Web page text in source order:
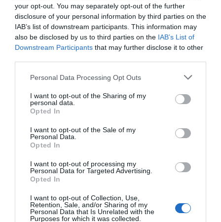
your opt-out. You may separately opt-out of the further
disclosure of your personal information by third parties on the
IAB’s list of downstream participants. This information may
also be disclosed by us to third parties on the IAB’s List of
Downstream Participants that may further disclose it to other
Please note that this website/app uses one or more Google
not limited to your visit or usage behaviour. You may click to
grant or deny consent to Google and its third-party tags to
use your data for below specified purposes in below Google
consent section.
Personal Data Processing Opt Outs
I want to opt-out of the Sharing of my
personal data.
Opted In
I want to opt-out of the Sale of my
Personal Data.
Opted In
I want to opt-out of processing my
Personal Data for Targeted Advertising.
Opted In
I want to opt-out of Collection, Use,
Retention, Sale, and/or Sharing of my
Personal Data that Is Unrelated with the
Purposes for which it was collected.
Σκύλος ή γάτα; Δείτε πόσα
χρήματα θα χρειαστείτε κάθε
χρόνο
09.08.2026 | 13:20
09.08.2026 | 13:00
Πανσέληνος Αυγούστου 2026: Η
εντυπωσιακά φαινόμενα στον
ουρανό
09.08.2026 | 12:40
Εύβοια: Νέες πινακίδες για τον
κίνδυνο πυρκαγιάς – Σε ποια
σημεία τοποθετήθηκαν
09.08.2026 | 12:20
ΠΕΡΙΣΣΟΤΕΡΑ ΑΠΟ ΕΙΔΗΣΕΙΣ ΕΥΒΟΙΑ
Εύβοια: Έργα
οδοποιίας 2,4 εκατ.
ευρώ – Ποιοι δρόμοι
Έκτακτα μέτρα και
απαγορεύσεις σήμερα